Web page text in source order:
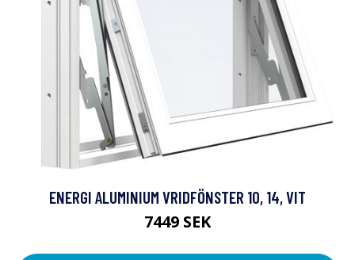
ENERGI ALUMINIUM VRIDFÖNSTER 10, 14, VIT
7449 SEK